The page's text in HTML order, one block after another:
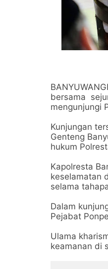
bersama
mengunjungi
Kunjungan
Genteng
hukum
Kapolresta
keselamatan
selama
Dalam
Pejabat
Ulama
keamanan di